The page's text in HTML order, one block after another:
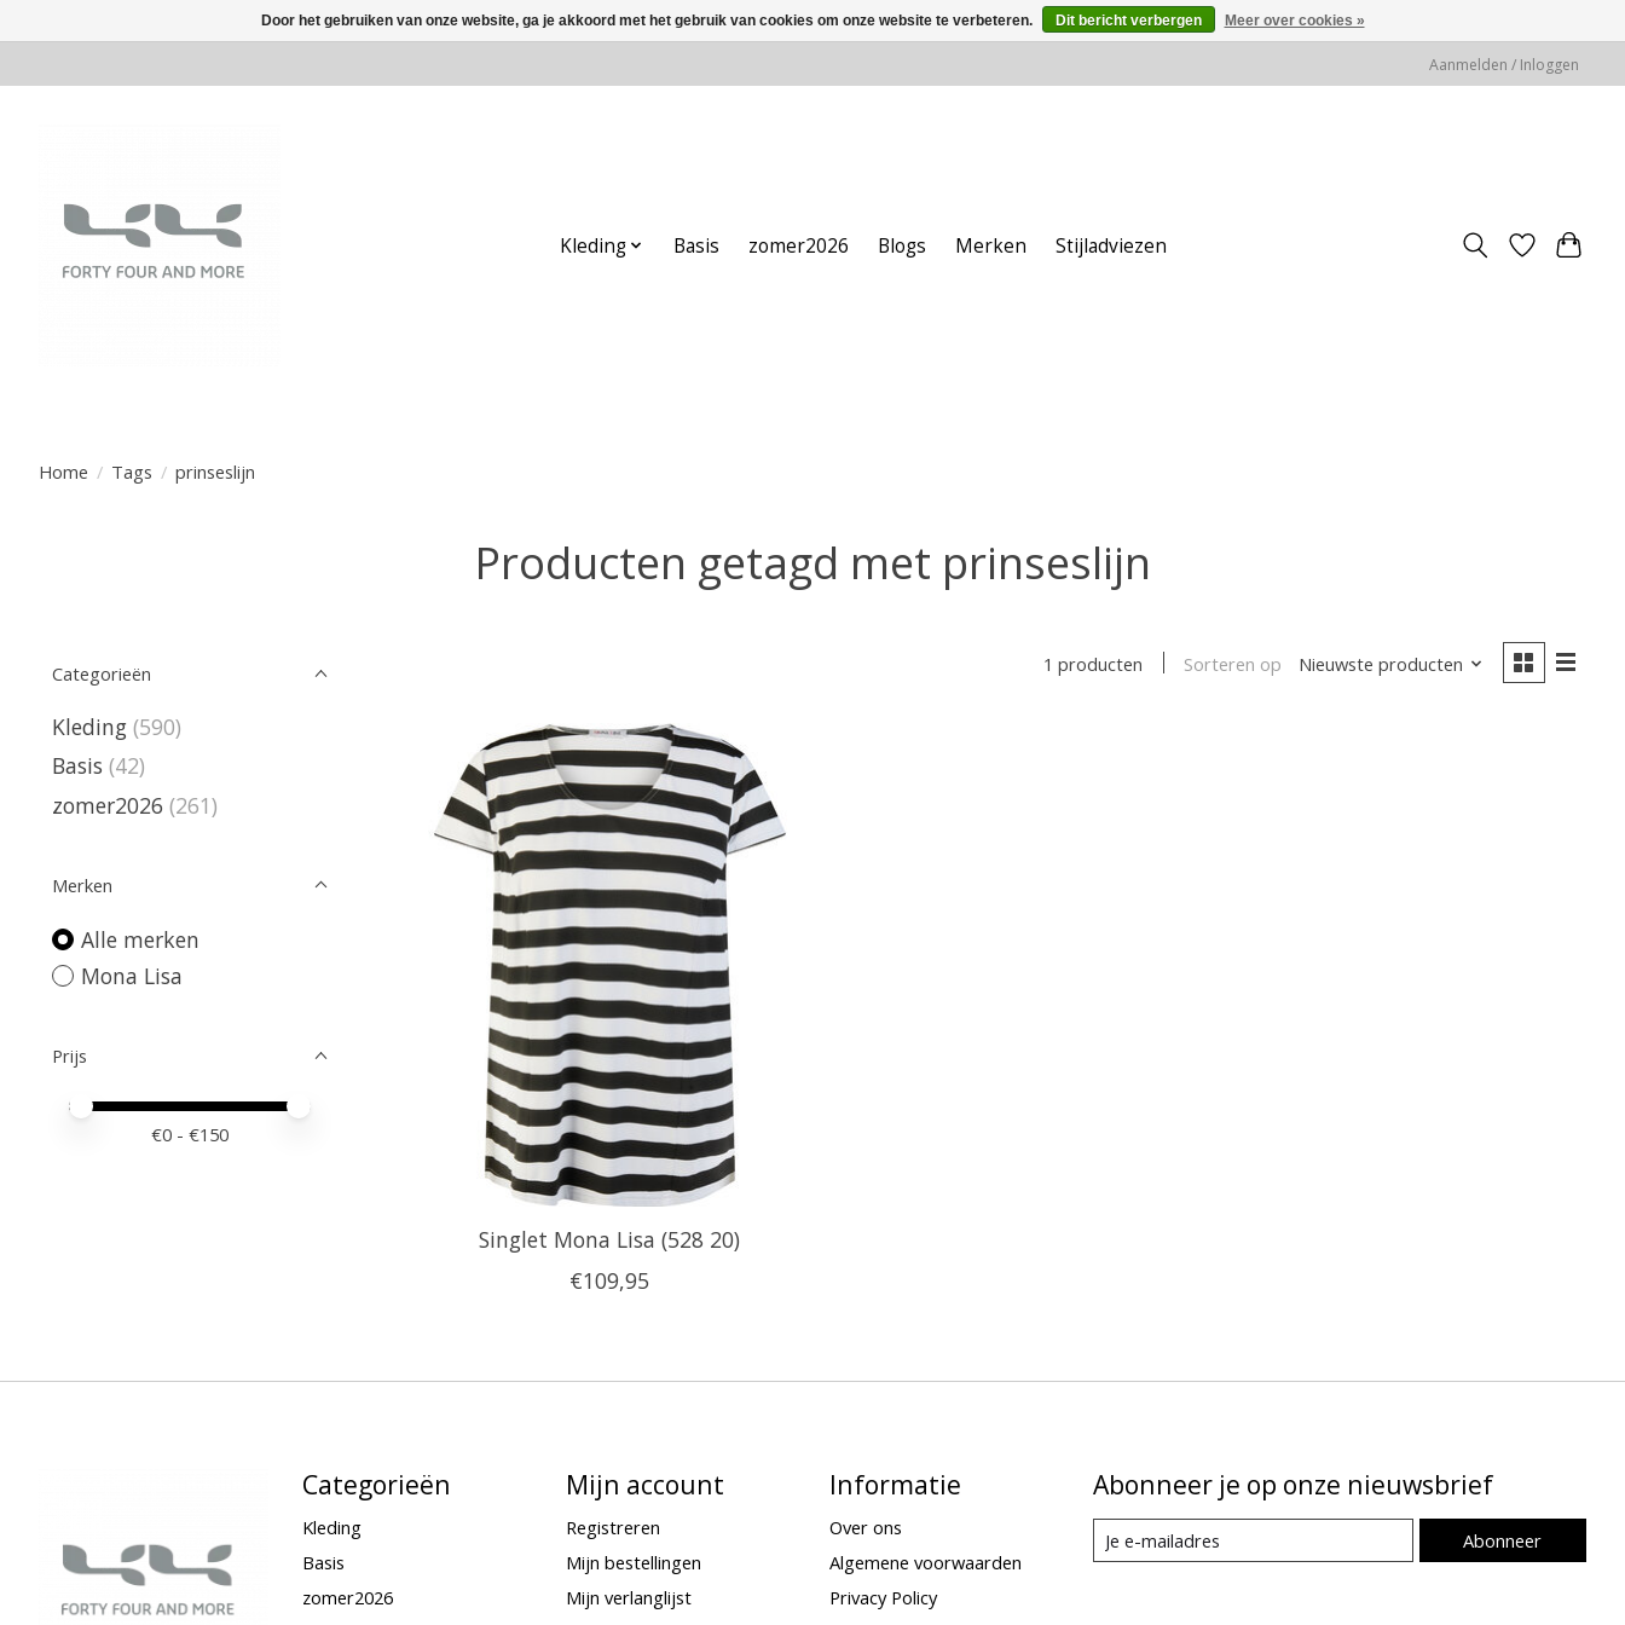
Aanmelden / Inloggen
Kleding Basis zomer2026 Blogs Merken Stijladviezen
Home / Tags / prinseslijn
Producten getagd met prinseslijn
Categorieën
Kleding (590)
Basis (42)
zomer2026 (261)
Merken
Alle merken
Mona Lisa
Prijs
Minimale prijswaarde
Price maximum value
€0 - €150
1 producten Sorteren op Nieuwste producten
Singlet Mona Lisa (528 20)
€109,95
Categorieën
Kleding
Basis
zomer2026
Mijn account
Registreren
Mijn bestellingen
Mijn verlanglijst
Informatie
Over ons
Algemene voorwaarden
Privacy Policy
Abonneer je op onze nieuwsbrief
Abonneer
Door het gebruiken van onze website, ga je akkoord met het gebruik van cookies om onze website te verbeteren. Dit bericht verbergen Meer over cookies »